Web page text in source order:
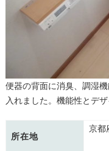
便器の背面に消臭、調湿
入れました。機能性とデ
所在地
京都